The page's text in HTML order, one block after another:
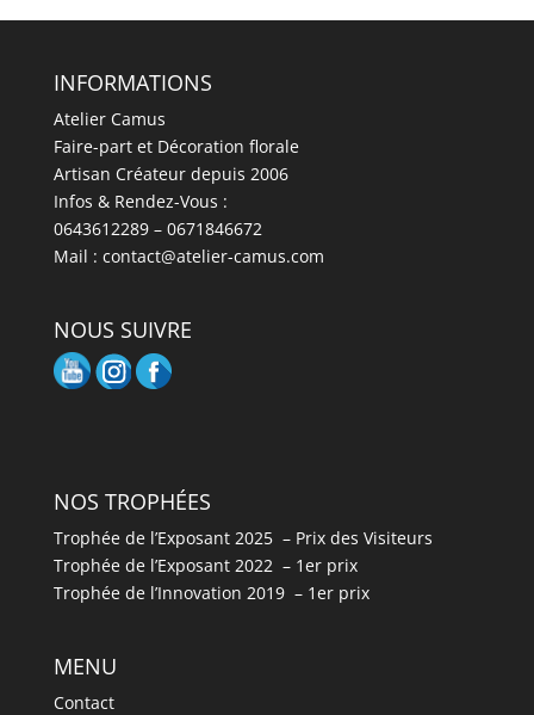
INFORMATIONS
Atelier Camus
Faire-part et Décoration florale
Artisan Créateur depuis 2006
Infos & Rendez-Vous :
0643612289 – 0671846672
Mail : contact@atelier-camus.com
NOUS SUIVRE
NOS TROPHÉES
Trophée de l’Exposant 2025 – Prix des Visiteurs
Trophée de l’Exposant 2022 – 1er prix
Trophée de l’Innovation 2019 – 1er prix
MENU
Contact